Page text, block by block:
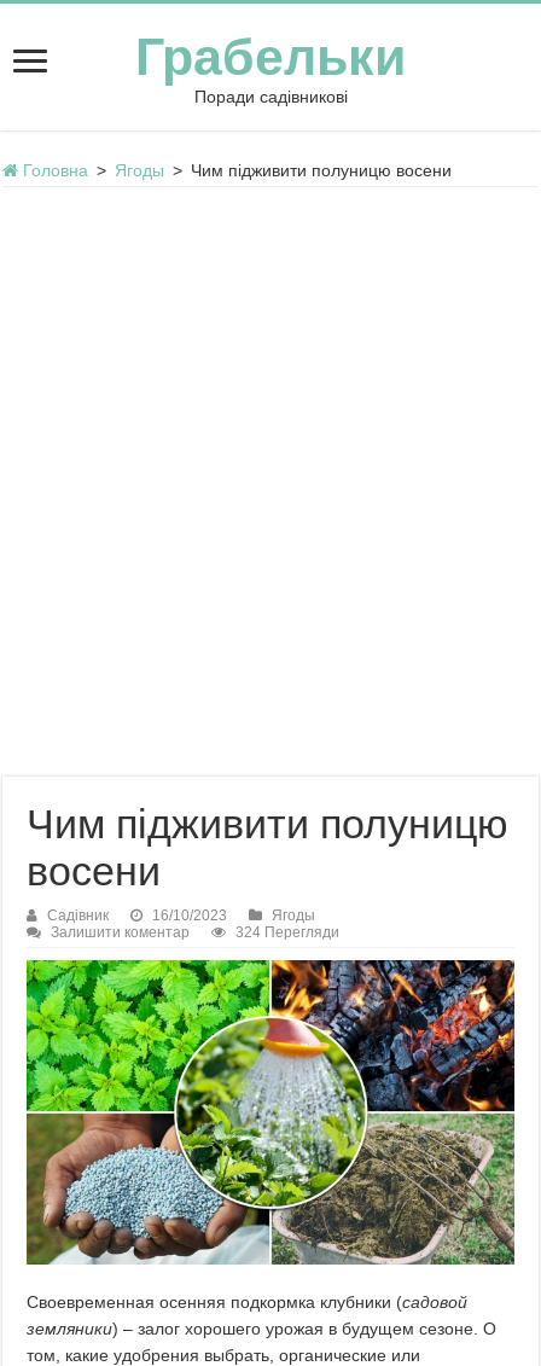
Грабельки
Поради садівникові
Головна > Ягоды > Чим підживити полуницю восени
Чим підживити полуницю
восени
Садівник 16/10/2023
Ягоды
Залишити коментар
324 Перегляди
Своевременная осенняя подкормка клубники (садовой
земляники) – залог хорошего урожая в будущем сезоне. О
том, какие удобрения выбрать, органические или